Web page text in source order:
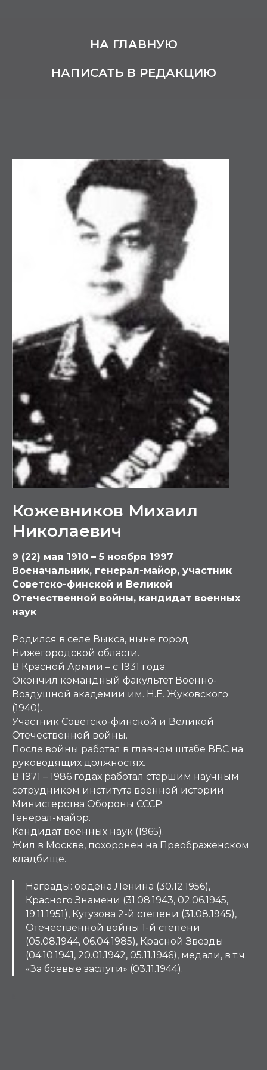
НА ГЛАВНУЮ
НАПИСАТЬ В РЕДАКЦИЮ
Кожевников Михаил
Николаевич
9 (22) мая 1910 – 5 ноября 1997
Военачальник, генерал-майор, участник
Советско-финской и Великой
Отечественной войны, кандидат военных
наук
Родился в селе Выкса, ныне город
Нижегородской области.
В Красной Армии – с 1931 года.
Окончил командный факультет Военно-
Воздушной академии им. Н.Е. Жуковского
(1940).
Участник Советско-финской и Великой
Отечественной войны.
После войны работал в главном штабе ВВС на
руководящих должностях.
В 1971 – 1986 годах работал старшим научным
сотрудником института военной истории
Министерства Обороны СССР.
Генерал-майор.
Кандидат военных наук (1965).
Жил в Москве, похоронен на Преображенском
кладбище.
Награды: ордена Ленина (30.12.1956),
Красного Знамени (31.08.1943, 02.06.1945,
19.11.1951), Кутузова 2-й степени (31.08.1945),
Отечественной войны 1-й степени
(05.08.1944, 06.04.1985), Красной Звезды
(04.10.1941, 20.01.1942, 05.11.1946), медали, в т.ч.
«За боевые заслуги» (03.11.1944).